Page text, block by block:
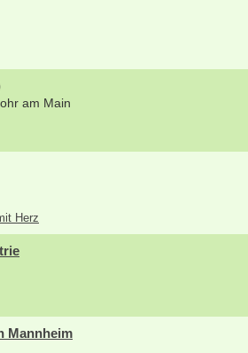
am Main
Herz
Mannheim